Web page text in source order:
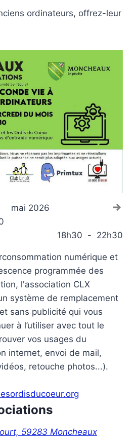
z
-
d
'
t
r
a
i
d
e
n
u
m
é
à
o
n
c
a
u
a
f
a
ordinateurs, offrez-leur
précédent
mai 2026
18h30 - 22h30
numérique et
programmée des
l'association CLX
système de remplacement
sans publicité qui vous
à l’utiliser avec tout le
vos usages du
internet, envoi de mail,
retouche photos...).
59283 Moncheaux